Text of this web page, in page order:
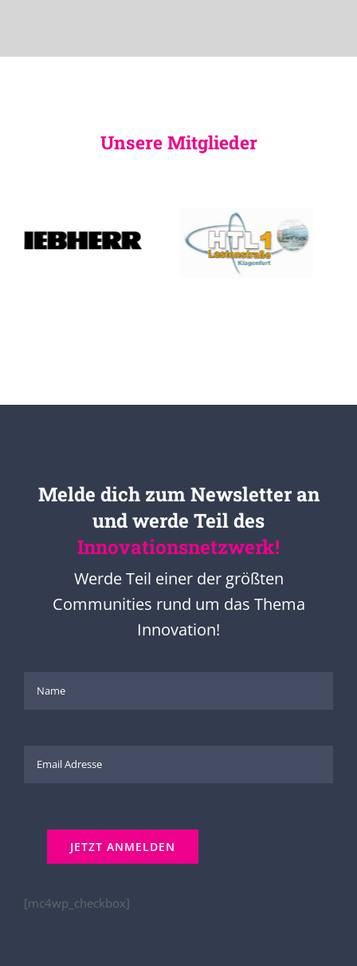
Unsere Mitglieder
Melde dich zum Newsletter an
und werde Teil des
Innovationsnetzwerk!
Werde Teil einer der größten
Communities rund um das Thema
Innovation!
[mc4wp_checkbox]